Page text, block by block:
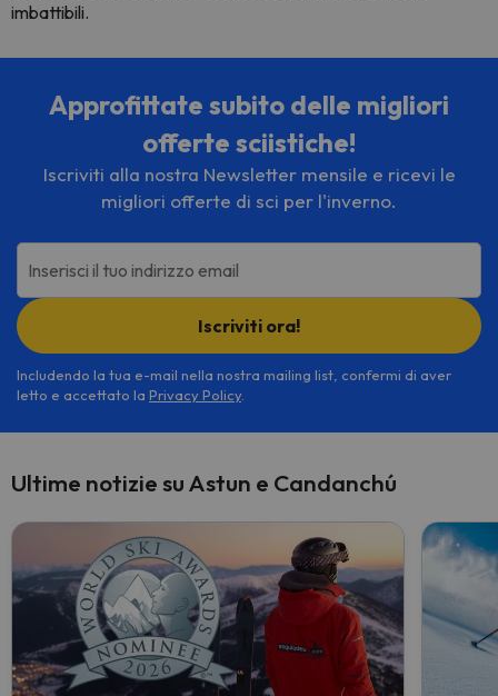
imbattibili.
Approfittate subito delle migliori
offerte sciistiche!
Iscriviti alla nostra Newsletter mensile e ricevi le
migliori offerte di sci per l'inverno.
Inserisci il tuo indirizzo email
Iscriviti ora!
Includendo la tua e-mail nella nostra mailing list, confermi di aver
letto e accettato la Privacy Policy.
Ultime notizie su Astun e Candanchú